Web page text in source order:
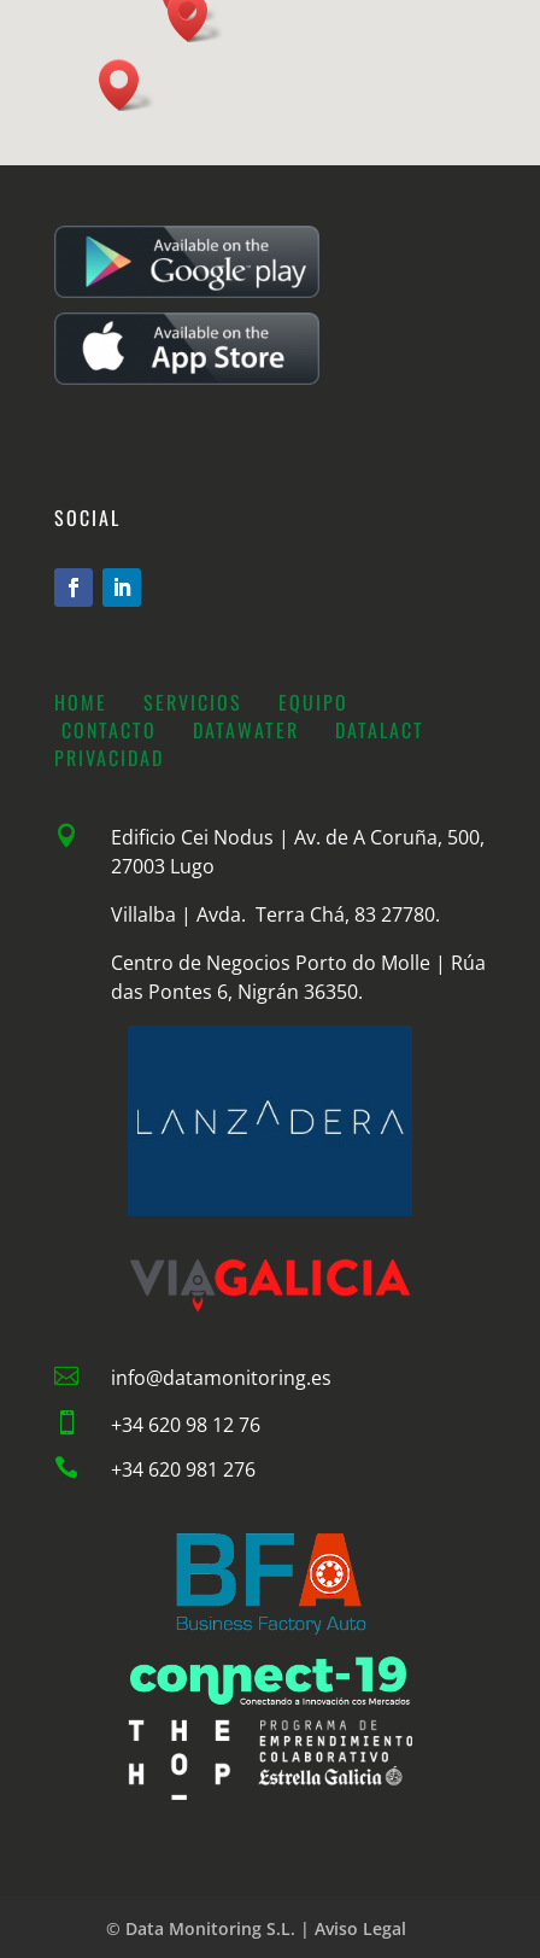
SOCIAL
HOME SERVICIOS
EQUIPO
CONTACTO
DATAWATER
DATALACT
PRIVACIDAD

Edificio Cei Nodus | Av. de A Coruña, 500,
27003 Lugo
Villalba | Avda. Terra Chá, 83 27780.
Centro de Negocios Porto do Molle | Rúa
das Pontes 6, Nigrán 36350.
 info@datamonitoring.es
 +34 620 98 12 76
 +34 620 981 276
© Data Monitoring S.L. | Aviso Legal